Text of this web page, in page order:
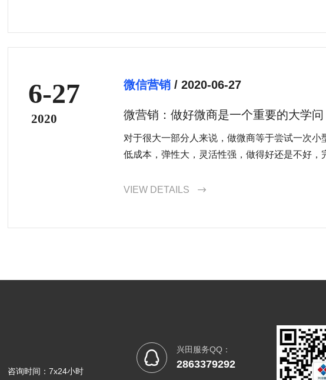
6-27
2020
微信营销/ 2020-06-27
微营销：做好微商是一个重要的大学问
对于很大一部分人来说，做微商等于尝试一次小
低成本，弹性大，灵活性强，做得好还是不好，
个小老板，如何发展好自己这
VIEW DETAILS 
咨询时间：7x24小时
 兴田服务QQ：
2863379292